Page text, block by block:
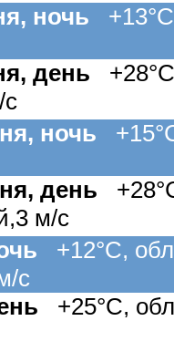
ночь
день
ночь
день
м/с
+12°C,
с
+25°C,